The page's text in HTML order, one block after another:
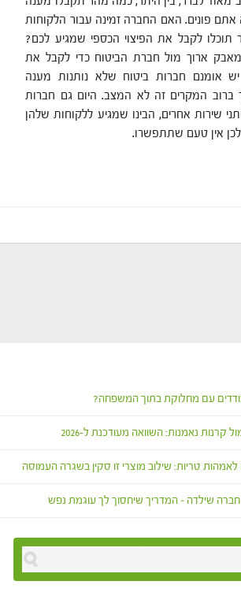
פונים. האם החברה זמינה עבור הלקוחות
לקבל את הפיצוי הכספי שמגיע לכם?
ארוך מול חברת הביטוח כדי לקבל את
אומנם חברות ביטוח שלא נותנות מענה
ברוב המקרים זה לא המצב. היום גם חברות
שירות אחרים, הבינו שמגיע ללקוחות שלהן
אין טעם שתתפשרו.
עם מחלוקת בתוך המשפחה?
נאמנות: השוואה מעודכנת ל-2026
לאמהות טריות: שילוב מוצרי זו סקין בשגרה העמוסה
שילדה – המדריך שיחסוך לך עוגמת נפש